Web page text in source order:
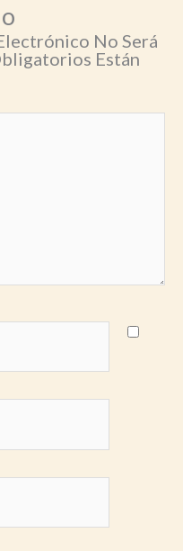
No Será
Están